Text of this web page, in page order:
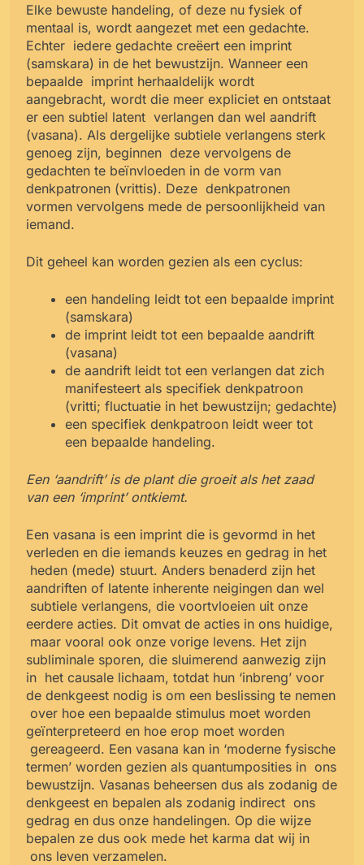
Elke bewuste handeling, of deze nu fysiek of
mentaal is, wordt aangezet met een gedachte.
Echter iedere gedachte creëert een imprint
(samskara) in de het bewustzijn. Wanneer een
bepaalde imprint herhaaldelijk wordt
aangebracht, wordt die meer expliciet en ontstaat
er een subtiel latent verlangen dan wel aandrift
(vasana). Als dergelijke subtiele verlangens sterk
genoeg zijn, beginnen deze vervolgens de
gedachten te beïnvloeden in de vorm van
denkpatronen (vrittis). Deze denkpatronen
vormen vervolgens mede de persoonlijkheid van
iemand.
Dit geheel kan worden gezien als een cyclus:
een handeling leidt tot een bepaalde imprint
(samskara)
de imprint leidt tot een bepaalde aandrift
(vasana)
de aandrift leidt tot een verlangen dat zich
manifesteert als specifiek denkpatroon
(vritti; fluctuatie in het bewustzijn; gedachte)
een specifiek denkpatroon leidt weer tot
een bepaalde handeling.
Een ‘aandrift’ is de plant die groeit als het zaad
van een ‘imprint’ ontkiemt.
Een vasana is een imprint die is gevormd in het
verleden en die iemands keuzes en gedrag in het
heden (mede) stuurt. Anders benaderd zijn het
aandriften of latente inherente neigingen dan wel
subtiele verlangens, die voortvloeien uit onze
eerdere acties. Dit omvat de acties in ons huidige,
maar vooral ook onze vorige levens. Het zijn
subliminale sporen, die sluimerend aanwezig zijn
in het causale lichaam, totdat hun ‘inbreng’ voor
de denkgeest nodig is om een beslissing te nemen
over hoe een bepaalde stimulus moet worden
geïnterpreteerd en hoe erop moet worden
gereageerd. Een vasana kan in ‘moderne fysische
termen’ worden gezien als quantumposities in ons
bewustzijn. Vasanas beheersen dus als zodanig de
denkgeest en bepalen als zodanig indirect ons
gedrag en dus onze handelingen. Op die wijze
bepalen ze dus ook mede het karma dat wij in
ons leven verzamelen.